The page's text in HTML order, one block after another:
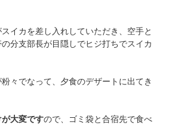
イカを差し入れしていただき、空手と
分支部長が目隠しでヒジ打ちでスイカ
々でなって、夕食のデザートに出てき
大変ですので、ゴミ袋と合宿先で食べ